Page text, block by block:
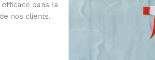
dans la
nos clients.